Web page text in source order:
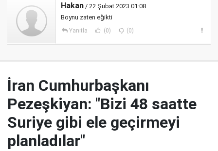
Hakan / 22 Şubat 2023 01:08
Boynu zaten eğikti
Yanıtla (0) (0)
İran Cumhurbaşkanı
Pezeşkiyan: "Bizi 48 saatte
Suriye gibi ele geçirmeyi
planladılar"